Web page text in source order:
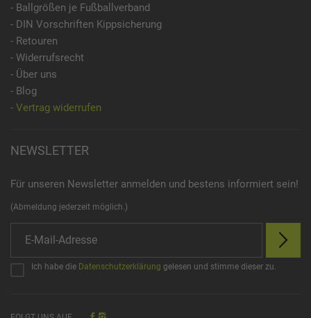
- Ballgrößen je Fußballverband
- DIN Vorschriften Kippsicherung
- Retouren
- Widerrufsrecht
- Über uns
- Blog
- Vertrag widerrufen
NEWSLETTER
Für unseren Newsletter anmelden und bestens informiert sein!
(Abmeldung jederzeit möglich.)
Ich habe die Datenschutzerklärung gelesen und stimme dieser zu.